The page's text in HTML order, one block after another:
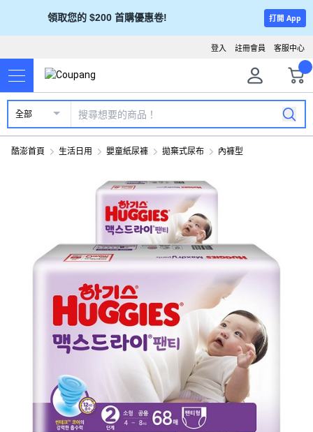
領取您的 $200 首購優惠卷! 打開 App
客服中心
註冊會員
登入
全部
酷澎首頁 生活日用 嬰童紙尿褲 拋棄式尿布 內褲型